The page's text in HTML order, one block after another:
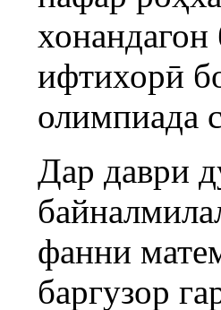
ифтихорӣ
олимпиада
Дар даври
фанни
баргузор